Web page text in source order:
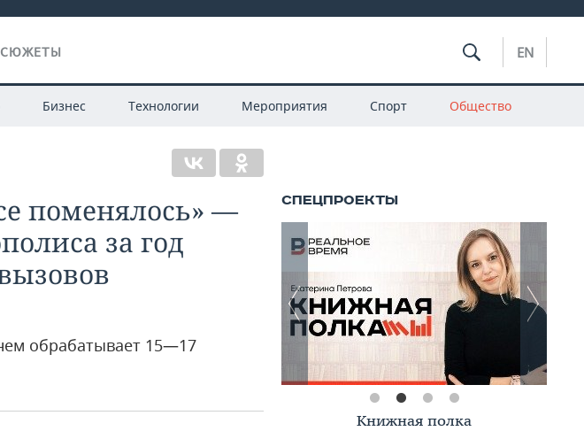
СЮЖЕТЫ EN
Бизнес Технологии Мероприятия Спорт Общество
поменялось» —
за год
обрабатывает 15—17
Книжная полка